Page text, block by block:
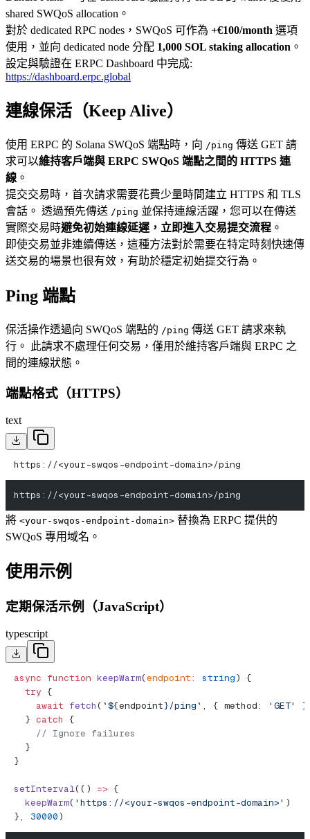
shared SWQoS allocation。
對於 dedicated RPC nodes，SWQoS 可作為 +€100/month 選項
使用，並向 dedicated node 分配 1,000 SOL staking allocation 。
設定與驗證在 ERPC Dashboard 中完成:
https://dashboard.erpc.global
連線保活（Keep Alive）
使用 ERPC 的 Solana SWQoS 端點時，向 /ping 傳送 GET 請
求可以維持客戶端與 ERPC SWQoS 端點之間的 HTTPS 連
線 。
提交交易時，首次請求需要花費少量時間建立 HTTPS 和 TLS
會話。 透過預先傳送 /ping 並保持連線活躍，您可以在傳送
實際交易時避免初始連線延遲，立即進入交易提交流程 。
即使交易並非連續傳送，這種方法對於需要在特定時刻快速傳
送交易的場景也很有效，有助於穩定初始提交行為。
Ping 端點
保活操作透過向 SWQoS 端點的 /ping 傳送 GET 請求來執
行。 此請求不處理任何交易，僅用於維持客戶端與 ERPC 之
間的連線狀態。
端點格式（HTTPS）
text
https://<your-swqos-endpoint-domain>/ping
https://<your-swqos-endpoint-domain>/ping
將 <your-swqos-endpoint-domain> 替換為 ERPC 提供的
SWQoS 專用域名。
使用示例
定期保活示例（JavaScript）
typescript
async function keepWarm(endpoint: string) {
  try
{
    await
fetch( `${endpoint}/ping` , { method: 'GET'
  }
catch
{
    // Ignore failures
  }
}
setInterval(() => {
  keepWarm
( 'https://<your-swqos-endpoint-domain>' )
}, 30000)